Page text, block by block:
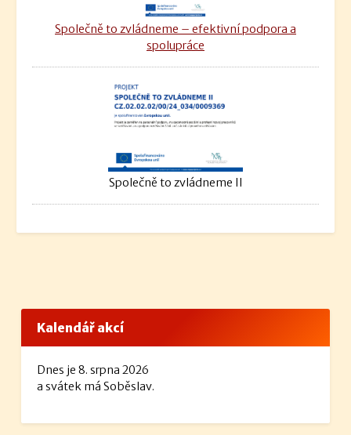
Společně to zvládneme – efektivní podpora a
spolupráce
Společně to zvládneme II
Kalendář akcí
Dnes je 8. srpna 2026
a svátek má Soběslav.